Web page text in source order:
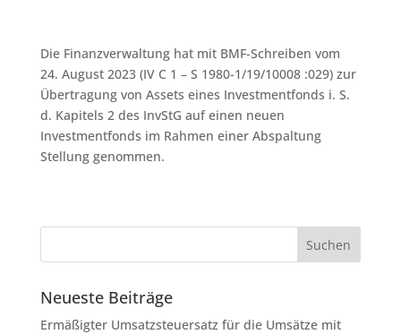
Die Finanzverwaltung hat mit BMF-Schreiben vom
24. August 2023 (IV C 1 – S 1980-1/19/10008 :029) zur
Übertragung von Assets eines Investmentfonds i. S.
d. Kapitels 2 des InvStG auf einen neuen
Investmentfonds im Rahmen einer Abspaltung
Stellung genommen.
Neueste Beiträge
Ermäßigter Umsatzsteuersatz für die Umsätze mit